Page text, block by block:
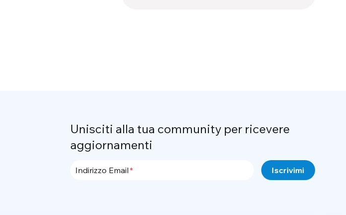
Unisciti alla tua community per ricevere
aggiornamenti
Indirizzo Email